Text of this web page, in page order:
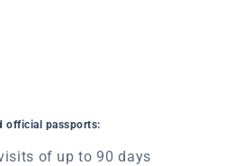
official passports:
of up to 90 days